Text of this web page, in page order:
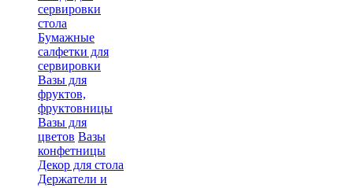
сервировки
стола
Бумажные
салфетки для
сервировки
Вазы для
фруктов,
фруктовницы
Вазы для
цветов Вазы
конфетницы
Декор для стола
Держатели и